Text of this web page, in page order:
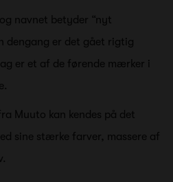
navnet betyder “nyt
dengang er det gået rigtig
er et af de førende mærker i
Muuto kan kendes på det
sine stærke farver, massere af